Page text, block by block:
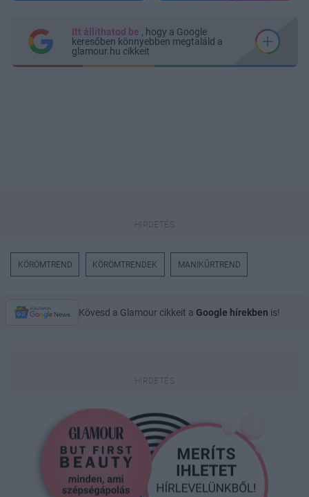
Itt állíthatod be , hogy a Google
keresőben könnyebben megtaláld a
glamour.hu cikkeit
KÖRÖMTREND KÖRÖMTRENDEK MANIKŰRTREND
Kövesd a Glamour cikkeit a Google hírekben is!